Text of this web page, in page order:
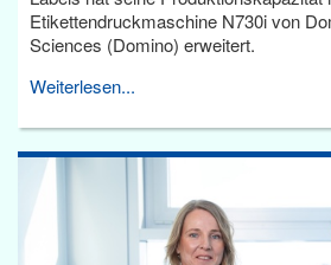
Etikettendruckmaschine N730i von
Sciences (Domino) erweitert.
Weiterlesen...